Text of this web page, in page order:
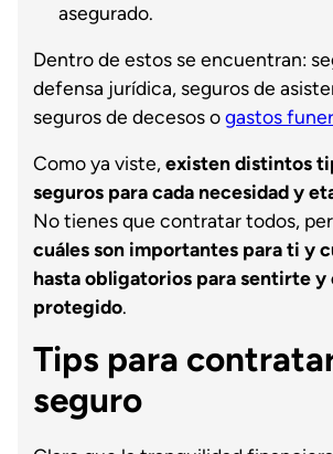
asegurado.
Dentro de estos se encuentran:
defensa jurídica, seguros de
seguros de decesos ogastos
Como ya viste,existen distintos
seguros para cada necesidad y
No tienes que contratar todos,
cuáles son importantes para ti y
hasta obligatorios para sentirte y
protegido.
Tips para
seguro